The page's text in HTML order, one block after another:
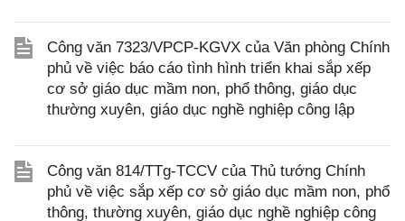
Công văn 7323/VPCP-KGVX của Văn phòng Chính
phủ về việc báo cáo tình hình triển khai sắp xếp
cơ sở giáo dục mầm non, phổ thông, giáo dục
thường xuyên, giáo dục nghề nghiệp công lập
Công văn 814/TTg-TCCV của Thủ tướng Chính
phủ về việc sắp xếp cơ sở giáo dục mầm non, phổ
thông, thường xuyên, giáo dục nghề nghiệp công